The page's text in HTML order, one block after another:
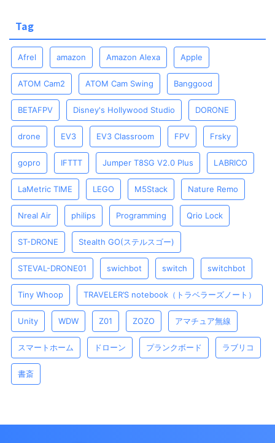
Tag
Afrel amazon Amazon Alexa Apple
ATOM Cam2 ATOM Cam Swing Banggood
BETAFPV Disney's Hollywood Studio DORONE
drone EV3 EV3 Classroom FPV Frsky
gopro IFTTT Jumper T8SG V2.0 Plus LABRICO
LaMetric TIME LEGO M5Stack Nature Remo
Nreal Air philips Programming Qrio Lock
ST-DRONE Stealth GO(ステルスゴー)
STEVAL-DRONE01 swichbot switch switchbot
Tiny Whoop TRAVELER’S notebook（トラベラーズノート）
Unity WDW Z01 ZOZO アマチュア無線
スマートホーム ドローン プランクボード ラブリコ
書斎